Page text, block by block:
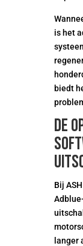
is het
biedt
De
Bij
langer